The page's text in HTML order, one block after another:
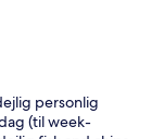
personlig
(til week-